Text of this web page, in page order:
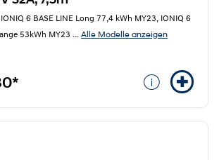
6 BASE LINE Long 77,4 kWh MY23, IONIQ 6
53kWh MY23 ... Alle Modelle anzeigen